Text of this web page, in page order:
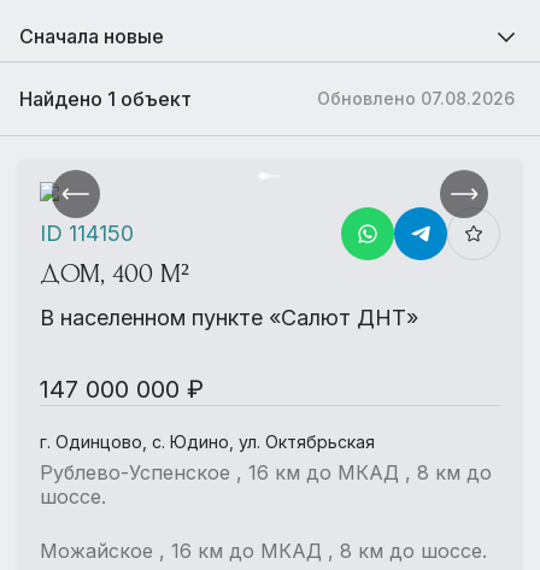
Сначала новые
Обновлено 07.08.2026
Найдено 1 объект
ДОМ, 400 М²
В населенном пункте «Салют ДНТ»
147 000 000 ₽
г. Одинцово, с. Юдино, ул. Октябрьская
Рублево-Успенское , 16 км до МКАД , 8 км до
шоссе.
Можайское , 16 км до МКАД , 8 км до шоссе.
ID 114150